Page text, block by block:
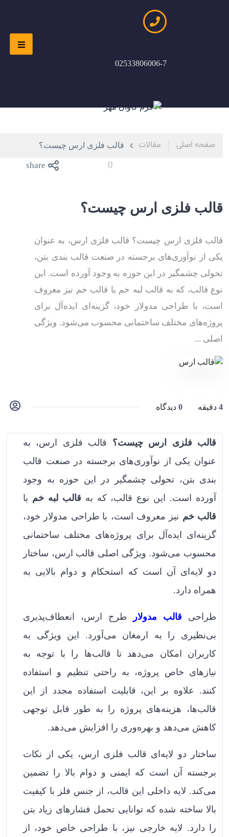
02533806006-7
صفحه اصلی مقالات قالب فلزی ارس چیست؟
0
share
قالب فلزی ارس چیست؟
قالب فلزی ارس چیست؟ قالب فلزی ارس، به عنوان
یکی از نوآوری‌های برجسته در صنعت قالب بندی بتن،
تحولی چشمگیر در این حوزه به وجود آورده است. این
نوع قالب، که به قالب لبه خم یا قالب خم نیز معروف
است، با طراحی مدولار خود، گزینه‌ای ایده‌آل برای
پروژه‌های مختلف ساختمانی محسوب می‌شود. ویژگی
اصلی ...
4 دقیقه 0 دیدگاه
قالب فلزی ارس چیست؟ قالب فلزی ارس، به
عنوان یکی از نوآوری‌های برجسته در صنعت قالب
بندی بتن، تحولی چشمگیر در این حوزه به وجود
آورده است. این نوع قالب، که به قالب لبه خم یا
قالب خم نیز معروف است، با طراحی مدولار خود،
گزینه‌ای ایده‌آل برای پروژه‌های مختلف ساختمانی
محسوب می‌شود. ویژگی اصلی قالب ارس، ساختار
دو لایه‌ای آن است که استحکام و دوام بالایی به
همراه دارد.
طراحی قالب مدولار
طرح ارس، انعطاف‌پذیری
بی‌نظیری را به ارمغان می‌آورد. این ویژگی به
کاربران امکان می‌دهد تا قالب‌ها را با توجه به
نیازهای خاص پروژه، به راحتی تنظیم و استفاده
کنند. علاوه بر این، قابلیت استفاده مجدد از این
قالب‌ها، هزینه‌های پروژه را به طور قابل توجهی
کاهش می‌دهد و بهره‌وری را افزایش می‌دهد.
ساختار دو لایه‌ای قالب فلزی ارس، یکی از نکات
برجسته آن است که ایمنی و دوام بالا را تضمین
می‌کند. لایه داخلی این قالب، از جنس فلز با کیفیت
بالا ساخته شده که توانایی تحمل فشارهای زیاد بتن
را دارد. لایه خارجی نیز، با طراحی خاص خود، از